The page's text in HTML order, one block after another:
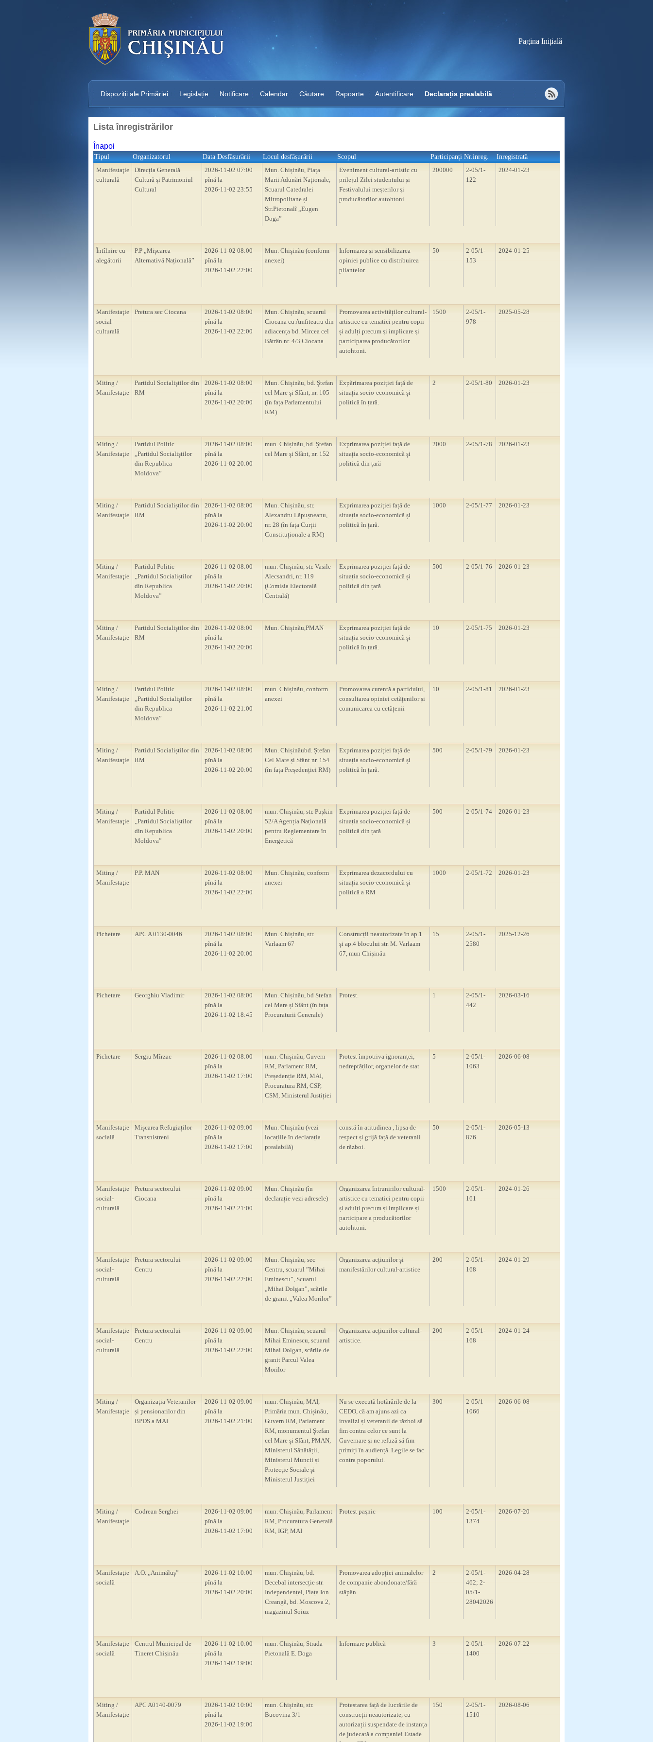
Pagina Inițială
Dispoziții ale Primăriei Legislație Notificare Calendar Căutare Rapoarte Autentificare Declarația prealabilă
Lista înregistrărilor
Înapoi
Tipul Organizatorul Data Desfășurării Locul desfășurării Scopul Participanți Nr.inreg.
Inregistrată
Manifestaţie
culturală
Direcția Generală
Cultură și Patrimoniul
Cultural
2026-11-02 07:00
pînă la
2026-11-02 23:55
Mun. Chișinău, Piața
Marii Adunări Naționale,
Scuarul Catedralei
Mitropolitane și
Str.Pietonalî „Eugen
Doga”
Eveniment cultural-artistic cu
prilejul Zilei studentului și
Festivalului meșterilor și
producătorilor autohtoni
200000
2-05/1-
122
2024-01-23
Întîlnire cu
alegătorii
P.P „Mișcarea
Alternativă Națională”
2026-11-02 08:00
pînă la
2026-11-02 22:00
Mun. Chișinău (conform
anexei)
Informarea și sensibilizarea
opiniei publice cu distribuirea
pliantelor.
50
2-05/1-
153
2024-01-25
Manifestaţie
social-
culturală
Pretura sec Ciocana
2026-11-02 08:00
pînă la
2026-11-02 22:00
Mun. Chișinău, scuarul
Ciocana cu Amfiteatru din
adiacența bd. Mircea cel
Bătrân nr. 4/3 Ciocana
Promovarea activităților cultural-
artistice cu tematici pentru copii
și adulți precum și implicare și
participarea producătorilor
autohtoni.
1500
2-05/1-
978
2025-05-28
Miting /
Manifestaţie
Partidul Socialiștilor din
RM
2026-11-02 08:00
pînă la
2026-11-02 20:00
Mun. Chișinău, bd. Ștefan
cel Mare și Sfânt, nr. 105
(în fața Parlamentului
RM)
Expărimarea poziției față de
situația socio-economică și
politică în țară.
2 2-05/1-80 2026-01-23
Miting /
Manifestaţie
Partidul Politic
,,Partidul Socialiștilor
din Republica
Moldova”
2026-11-02 08:00
pînă la
2026-11-02 20:00
mun. Chișinău, bd. Ștefan
cel Mare și Sfânt, nr. 152
Exprimarea poziției față de
situația socio-economică și
politică din țară
2000 2-05/1-78 2026-01-23
Miting /
Manifestaţie
Partidul Socialiștilor din
RM
2026-11-02 08:00
pînă la
2026-11-02 20:00
Mun. Chișinău, str.
Alexandru Lăpușneanu,
nr. 28 (în fața Curții
Constituționale a RM)
Exprimarea poziției față de
situația socio-economică și
politică în țară.
1000 2-05/1-77 2026-01-23
Miting /
Manifestaţie
Partidul Politic
,,Partidul Socialiștilor
din Republica
Moldova”
2026-11-02 08:00
pînă la
2026-11-02 20:00
mun. Chișinău, str. Vasile
Alecsandri, nr. 119
(Comisia Electorală
Centrală)
Exprimarea poziției față de
situația socio-economică și
politică din țară
500 2-05/1-76 2026-01-23
Miting /
Manifestaţie
Partidul Socialiștilor din
RM
2026-11-02 08:00
pînă la
2026-11-02 20:00
Mun. Chișinău,PMAN
Exprimarea poziției față de
situația socio-economică și
politică în țară.
10 2-05/1-75 2026-01-23
Miting /
Manifestaţie
Partidul Politic
,,Partidul Socialiștilor
din Republica
Moldova”
2026-11-02 08:00
pînă la
2026-11-02 21:00
mun. Chișinău, conform
anexei
Promovarea curentă a partidului,
consultarea opiniei cetățenilor și
comunicarea cu cetățenii
10 2-05/1-81 2026-01-23
Miting /
Manifestaţie
Partidul Socialiștilor din
RM
2026-11-02 08:00
pînă la
2026-11-02 20:00
Mun. Chișinăubd. Ștefan
Cel Mare și Sfânt nr. 154
(în fața Președenției RM)
Exprimarea poziției față de
situația socio-economică și
politică în țară.
500 2-05/1-79 2026-01-23
Miting /
Manifestaţie
Partidul Politic
,,Partidul Socialiștilor
din Republica
Moldova”
2026-11-02 08:00
pînă la
2026-11-02 20:00
mun. Chișinău, str. Pușkin
52/A Agenția Națională
pentru Reglementare în
Energetică
Exprimarea poziției față de
situația socio-economică și
politică din țară
500 2-05/1-74 2026-01-23
Miting /
Manifestaţie
P.P. MAN
2026-11-02 08:00
pînă la
2026-11-02 22:00
Mun. Chișinău, conform
anexei
Exprimarea dezacordului cu
situația socio-economică și
politică a RM
1000 2-05/1-72 2026-01-23
Pichetare APC A 0130-0046
2026-11-02 08:00
pînă la
2026-11-02 20:00
Mun. Chișinău, str.
Varlaam 67
Construcții neautorizate în ap.1
și ap.4 blocului str. M. Varlaam
67, mun Chișinău
15
2-05/1-
2580
2025-12-26
Pichetare Georghiu Vladimir
2026-11-02 08:00
pînă la
2026-11-02 18:45
Mun. Chișinău, bd Ștefan
cel Mare și Sfânt (în fața
Procuraturii Generale)
Protest. 1
2-05/1-
442
2026-03-16
Pichetare Sergiu Mîrzac
2026-11-02 08:00
pînă la
2026-11-02 17:00
mun. Chișinău, Guvern
RM, Parlament RM,
Președenție RM, MAI,
Procuratura RM, CSP,
CSM, Ministerul Justiției
Protest împotriva ignoranței,
nedreptăților, organelor de stat
5
2-05/1-
1063
2026-06-08
Manifestaţie
socială
Mișcarea Refugiaților
Transnistreni
2026-11-02 09:00
pînă la
2026-11-02 17:00
Mun. Chișinău (vezi
locațiile în declarația
prealabilă)
constă în atitudinea , lipsa de
respect și grijă față de veteranii
de război.
50
2-05/1-
876
2026-05-13
Manifestaţie
social-
culturală
Pretura sectorului
Ciocana
2026-11-02 09:00
pînă la
2026-11-02 21:00
Mun. Chișinău (în
declarație vezi adresele)
Organizarea întrunirilor cultural-
artistice cu tematici pentru copii
și adulți precum și implicare și
participare a producătorilor
autohtoni.
1500
2-05/1-
161
2024-01-26
Manifestaţie
social-
culturală
Pretura sectorului
Centru
2026-11-02 09:00
pînă la
2026-11-02 22:00
Mun. Chișinău, sec
Centru, scuarul ”Mihai
Eminescu”, Scuarul
„Mihai Dolgan”, scările
de granit „Valea Morilor”
Organizarea acțiunilor și
manifestărilor cultural-artistice
200
2-05/1-
168
2024-01-29
Manifestaţie
social-
culturală
Pretura sectorului
Centru
2026-11-02 09:00
pînă la
2026-11-02 22:00
Mun. Chișinău, scuarul
Mihai Eminescu, scuarul
Mihai Dolgan, scările de
granit Parcul Valea
Morilor
Organizarea acțiunilor cultural-
artistice.
200
2-05/1-
168
2024-01-24
Miting /
Manifestaţie
Organizația Veteranilor
și pensionarilor din
BPDS a MAI
2026-11-02 09:00
pînă la
2026-11-02 21:00
mun. Chișinău, MAI,
Primăria mun. Chișinău,
Guvern RM, Parlament
RM, monumentul Ștefan
cel Mare și Sfânt, PMAN,
Ministerul Sănătății,
Ministerul Muncii și
Protecție Sociale și
Ministerul Justiției
Nu se execută hotărârile de la
CEDO, că am ajuns azi ca
invalizi și veteranii de război să
fim contra celor ce sunt la
Guvernare și ne refuză să fim
primiți în audiență. Legile se fac
contra poporului.
300
2-05/1-
1066
2026-06-08
Miting /
Manifestaţie
Codrean Serghei
2026-11-02 09:00
pînă la
2026-11-02 17:00
mun. Chișinău, Parlament
RM, Procuratura Generală
RM, IGP, MAI
Protest pașnic 100
2-05/1-
1374
2026-07-20
Manifestaţie
socială
A.O. ,,Animăluș”
2026-11-02 10:00
pînă la
2026-11-02 20:00
mun. Chișinău, bd.
Decebal intersecție str.
Independenței, Piața Ion
Creangă, bd. Moscova 2,
magazinul Soiuz
Promovarea adopției animalelor
de companie abondonate/fără
stăpân
2
2-05/1-
462; 2-
05/1-
28042026
2026-04-28
Manifestaţie
socială
Centrul Municipal de
Tineret Chișinău
2026-11-02 10:00
pînă la
2026-11-02 19:00
mun. Chișinău, Strada
Pietonală E. Doga
Informare publică 3
2-05/1-
1400
2026-07-22
Miting /
Manifestaţie
APC A0140-0079
2026-11-02 10:00
pînă la
2026-11-02 19:00
mun. Chișinău, str.
Bucovina 3/1
Protestarea față de lucrările de
construcții neautorizate, cu
autorizații suspendate de instanța
de judecată a companiei Estade
150
2-05/1-
1510
2026-08-06